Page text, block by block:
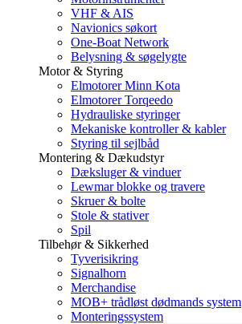
VHF & AIS
Navionics søkort
One-Boat Network
Belysning & søgelygte
Motor & Styring
Elmotorer Minn Kota
Elmotorer Torqeedo
Hydrauliske styringer
Mekaniske kontroller & kabler
Styring til sejlbåd
Montering & Dækudstyr
Dæksluger & vinduer
Lewmar blokke og travere
Skruer & bolte
Stole & stativer
Spil
Tilbehør & Sikkerhed
Tyverisikring
Signalhorn
Merchandise
MOB+ trådløst dødmands system
Monteringssystem